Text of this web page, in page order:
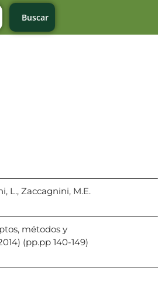
Buscar
L., Zaccagnini, M.E.
métodos y
(pp.pp 140-149)